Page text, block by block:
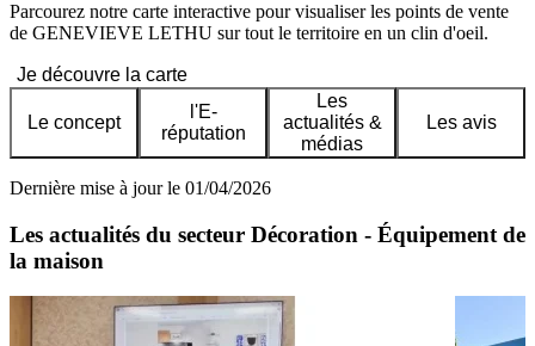
Parcourez notre carte interactive pour visualiser les points de vente
de GENEVIEVE LETHU sur tout le territoire en un clin d'oeil.
Je découvre la carte
Le concept
l'E-
réputation
Les
actualités &
médias
Les avis
Dernière mise à jour le 01/04/2026
Les actualités du secteur Décoration - Équipement de
la maison